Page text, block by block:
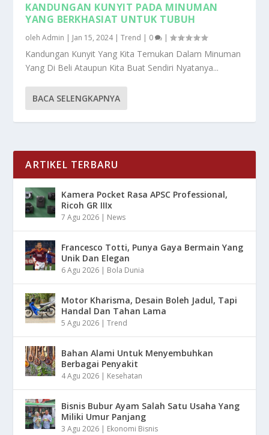
KANDUNGAN KUNYIT PADA MINUMAN
YANG BERKHASIAT UNTUK TUBUH
olehAdmin | Jan 15, 2024|Trend | 0 |
Kandungan Kunyit Yang Kita Temukan Dalam Minuman
Yang Di Beli Ataupun Kita Buat Sendiri Nyatanya...
BACA SELENGKAPNYA
ARTIKEL TERBARU
Kamera Pocket Rasa APSC Professional,
Ricoh GR IIIx
7 Agu 2026 | News
Francesco Totti, Punya Gaya Bermain Yang
Unik Dan Elegan
6 Agu 2026 | Bola Dunia
Motor Kharisma, Desain Boleh Jadul, Tapi
Handal Dan Tahan Lama
5 Agu 2026 |Trend
Bahan Alami Untuk Menyembuhkan
Berbagai Penyakit
4 Agu 2026 | Kesehatan
Bisnis Bubur Ayam Salah Satu Usaha Yang
Miliki Umur Panjang
3 Agu 2026 | Ekonomi Bisnis